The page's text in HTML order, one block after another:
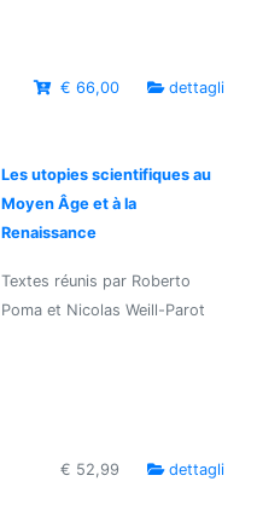
€ 66,00 dettagli
Les utopies scientifiques au
Moyen Âge et à la
Renaissance
Textes réunis par Roberto
Poma et Nicolas Weill-Parot
€ 52,99 dettagli